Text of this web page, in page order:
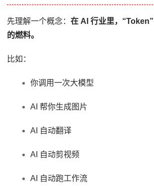
先理解一个概念：在 AI 行业里，
的燃料。
比如：
你调用一次大模型
AI 帮你生成图片
AI 自动翻译
AI 自动剪视频
AI 自动跑工作流